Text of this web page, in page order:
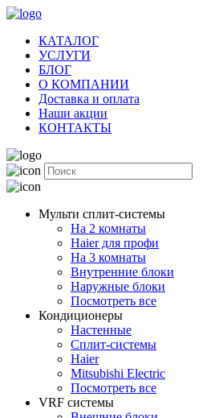
КАТАЛОГ
УСЛУГИ
БЛОГ
О КОМПАНИИ
Доставка и оплата
Наши акции
КОНТАКТЫ
Мульти сплит-системы
На 2 комнаты
Haier для профи
На 3 комнаты
Внутренние блоки
Наружные блоки
Посмотреть все
Кондиционеры
Настенные
Сплит-системы
Haier
Mitsubishi Electric
Посмотреть все
VRF системы